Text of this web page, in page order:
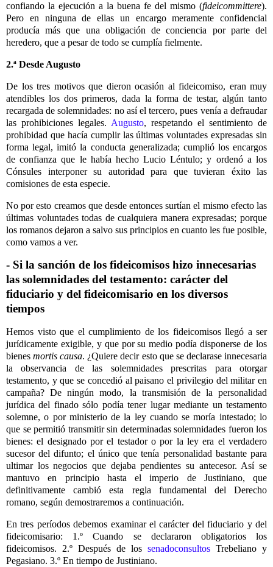
confiando la ejecución a la buena fe del mismo (fideicommittere).
Pero en ninguna de ellas un encargo meramente confidencial
producía más que una obligación de conciencia por parte del
heredero, que a pesar de todo se cumplía fielmente.
2.ª Desde Augusto
De los tres motivos que dieron ocasión al fideicomiso, eran muy
atendibles los dos primeros, dada la forma de testar, algún tanto
recargada de solemnidades: no así el tercero, pues venía a defraudar
las prohibiciones legales. Augusto, respetando el sentimiento de
prohibidad que hacía cumplir las últimas voluntades expresadas sin
forma legal, imitó la conducta generalizada; cumplió los encargos
de confianza que le había hecho Lucio Léntulo; y ordenó a los
Cónsules interponer su autoridad para que tuvieran éxito las
comisiones de esta especie.
No por esto creamos que desde entonces surtían el mismo efecto las
últimas voluntades todas de cualquiera manera expresadas; porque
los romanos dejaron a salvo sus principios en cuanto les fue posible,
como vamos a ver.
- Si la sanción de los fideicomisos hizo innecesarias
las solemnidades del testamento: carácter del
fiduciario y del fideicomisario en los diversos
tiempos
Hemos visto que el cumplimiento de los fideicomisos llegó a ser
jurídicamente exigible, y que por su medio podía disponerse de los
bienesmortis causa. ¿Quiere decir esto que se declarase innecesaria
la observancia de las solemnidades prescritas para otorgar
testamento, y que se concedió al paisano el privilegio del militar en
campaña? De ningún modo, la transmisión de la personalidad
jurídica del finado sólo podía tener lugar mediante un testamento
solemne, o por ministerio de la ley cuando se moría intestado; lo
que se permitió transmitir sin determinadas solemnidades fueron los
bienes: el designado por el testador o por la ley era el verdadero
sucesor del difunto; el único que tenía personalidad bastante para
ultimar los negocios que dejaba pendientes su antecesor. Así se
mantuvo en principio hasta el imperio de Justiniano, que
definitivamente cambió esta regla fundamental del Derecho
romano, según demostraremos a continuación.
En tres períodos debemos examinar el carácter del fiduciario y del
fideicomisario: 1.º Cuando se declararon obligatorios los
fideicomisos. 2.º Después de los senadoconsultos Trebeliano y
Pegasiano. 3.º En tiempo de Justiniano.